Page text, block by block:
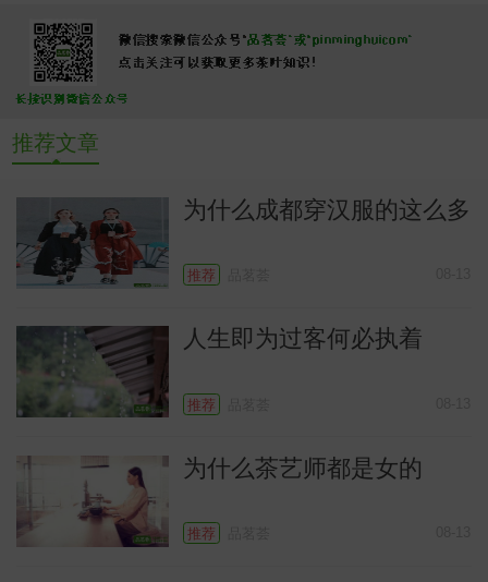
常
推荐文章
为什么成都穿汉服的这么多
推荐
人生即为过客何必执着
推荐
为什么茶艺师都是女的
推荐